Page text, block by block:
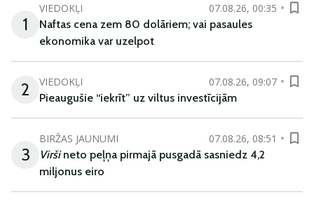
1
VIEDOKĻI
07.08.26, 00:35
Naftas cena zem 80 dolāriem; vai pasaules
ekonomika var uzelpot
2 VIEDOKĻI
07.08.26, 09:07
Pieaugušie “iekrīt” uz viltus investīcijām
3
BIRŽAS JAUNUMI
07.08.26, 08:51
Viršineto peļņa pirmajā pusgadā sasniedz 4,2
miljonus eiro